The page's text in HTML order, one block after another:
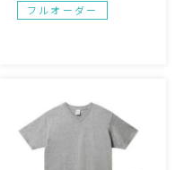
にこだわったウェアをご希
望ならこちらのアイテムは
フルオーダー